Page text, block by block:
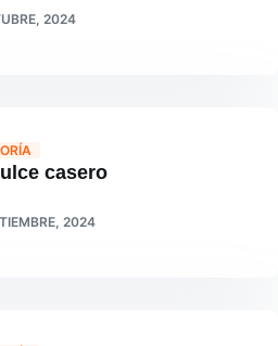
2024
casero
2024